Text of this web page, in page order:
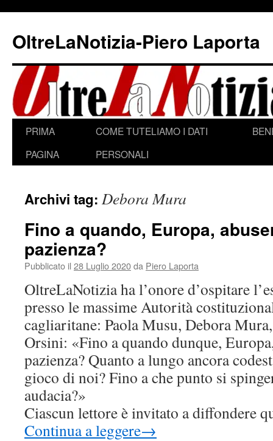
contenuto
OltreLaNotizia-Piero Laporta
PRIMA
PAGINA
COME TUTELIAMO I DATI
PERSONALI
Archivi tag: Debora Mura
Fino a quando, Europa,
pazienza?
Pubblicato il 28 Luglio 2020da Piero Laporta
OltreLaNotizia ha l’onore d’ospitare
presso le massime Autorità
cagliaritane: Paola Musu, Debora
Orsini: «Fino a quando dunque,
pazienza? Quanto a lungo ancora
gioco di noi? Fino a che punto si
audacia?»
Ciascun lettore è invitato a diffondere
Continua a leggere→